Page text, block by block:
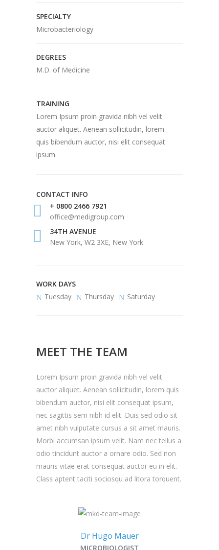
SPECIALTY
Microbacteriology
DEGREES
M.D. of Medicine
TRAINING
Lorem Ipsum proin gravida nibh vel velit
auctor aliquet. Aenean sollicitudin, lorem
quis bibendum auctor, nisi elit consequat
ipsum.
CONTACT INFO
+ 0800 2466 7921
office@medigroup.com
34TH AVENUE
New York, W2 3XE, New York
WORK DAYS
Tuesday
Thursday Saturday
MEET THE TEAM
Lorem Ipsum proin gravida nibh vel velit
auctor aliquet. Aenean sollicitudin, lorem quis
bibendum auctor, nisi elit consequat ipsum,
nec sagittis sem nibh id elit. Duis sed odio sit
amet nibh vulputate cursus a sit amet mauris.
Morbi accumsan ipsum velit. Nam nec tellus a
odio tincidunt auctor a ornare odio. Sed non
mauris vitae erat consequat auctor eu in elit.
Class aptent taciti sociosqu ad litora torquent.
Dr Hugo Mauer
MICROBIOLOGIST